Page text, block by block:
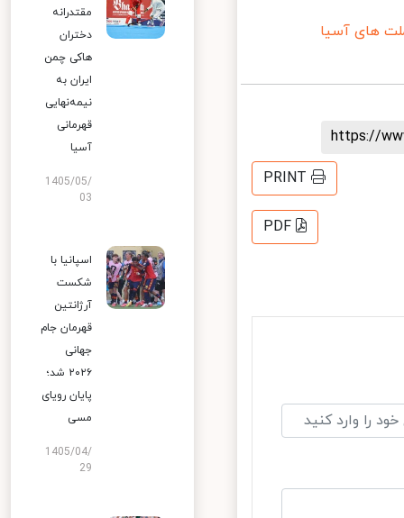
های آسیا
https://
PRINT
PDF
مقتدرانه
دختران
هاکی چمن
ایران به
نیمه‌نهایی
قهرمانی
آسیا
1405/05/
03
اسپانیا با
شکست
آرژانتین
قهرمان جام
جهانی
۲۰۲۶ شد؛
پایان رویای
مسی
1405/04/
29